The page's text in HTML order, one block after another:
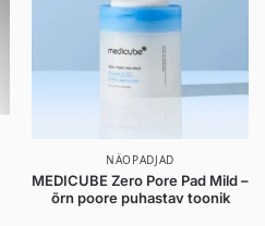
NÄOPADJAD
MEDICUBE Zero Pore Pad Mild –
õrn poore puhastav toonik